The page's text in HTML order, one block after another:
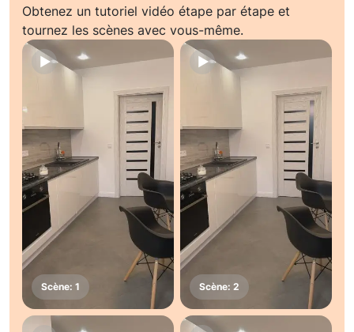
Obtenez un tutoriel vidéo étape par étape et
tournez les scènes avec vous-même.